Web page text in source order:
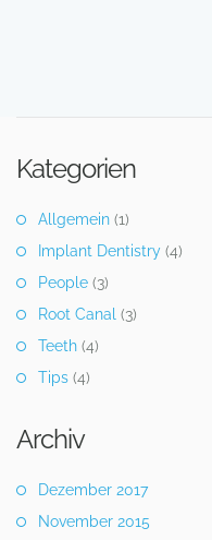
Kategorien
Allgemein (1)
Implant Dentistry (4)
People (3)
Root Canal (3)
Teeth (4)
Tips (4)
Archiv
Dezember 2017
November 2015